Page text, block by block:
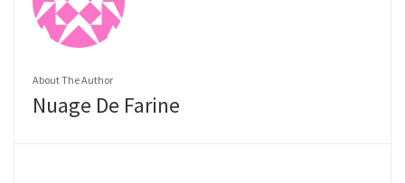
About The Author
Nuage De Farine